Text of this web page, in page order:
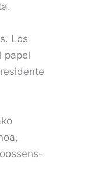
Los
papel